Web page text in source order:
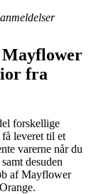
anmeldelser
Mayflower
fra
forskellige
leveret til et
varerne når du
desuden
af Mayflower